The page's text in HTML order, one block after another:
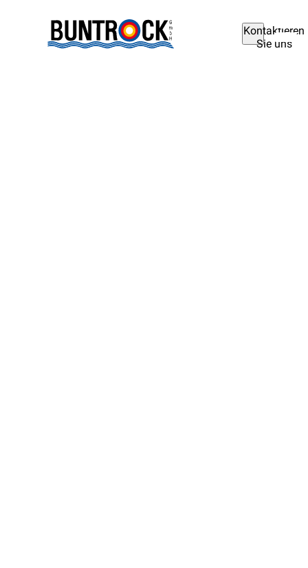
Kontaktieren
Sie uns